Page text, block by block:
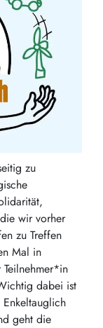
zu
wir vorher
zu Treffen
Mal in
dabei ist
geht die